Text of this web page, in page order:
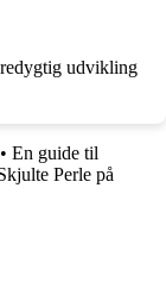
udvikling
• En guide til
Perle på